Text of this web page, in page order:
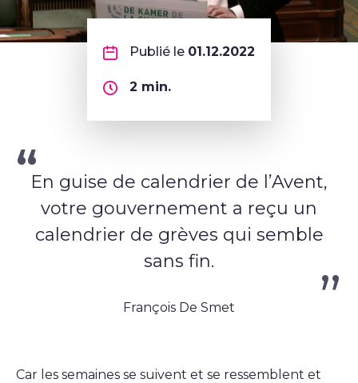
Publié le 01.12.2022
2 min.
En guise de calendrier de l’Avent,
votre gouvernement a reçu un
calendrier de grèves qui semble
sans fin.
François De Smet
Car les semaines se suivent et se ressemblent et